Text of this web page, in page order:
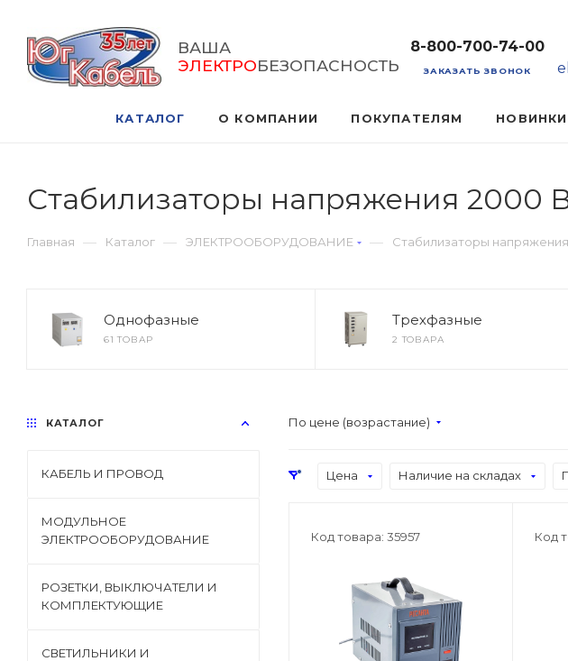
ВАША
ЭЛЕКТРОБЕЗОПАСНОСТЬ
8-800-700-74-00
ЗАКАЗАТЬ ЗВОНОК
КАТАЛОГ О КОМПАНИИ ПОКУПАТЕЛЯМ НОВИНКИ
Стабилизаторы напряжения 2000
Главная — Каталог — ЭЛЕКТРООБОРУДОВАНИЕ — Стабилизаторы напряжения
Однофазные
61 ТОВАР
Трехфазные
2 ТОВАРА
По цене (возрастание)
Цена Наличие на складах
Код товара: 35957 Код
КАТАЛОГ
КАБЕЛЬ И ПРОВОД
МОДУЛЬНОЕ
ЭЛЕКТРООБОРУДОВАНИЕ
РОЗЕТКИ, ВЫКЛЮЧАТЕЛИ И
КОМПЛЕКТУЮЩИЕ
СВЕТИЛЬНИКИ И